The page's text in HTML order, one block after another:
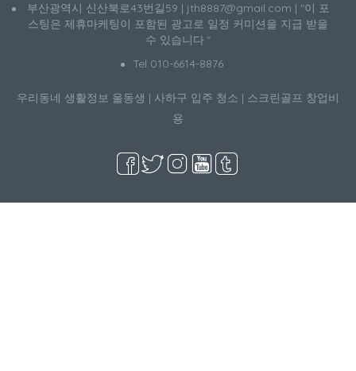
부산광역시 신산북로43번길59 | jth8887@gmail.com | "이 포
스팅은 제휴마케팅이 포함된 광고로 일정 커미션을 지급 받을
수 있습니다."
Tel 010-6614-8876
우리동네 생활정보 울동생 | 사하구 입주 청소 | 스크린골프 창업비
용